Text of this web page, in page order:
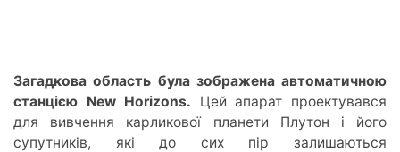
Загадкова область була зображена автоматичною
станцією New Horizons. Цей апарат проектувався
для вивчення карликової планети Плутон і його
супутників, які до сих пір залишаються